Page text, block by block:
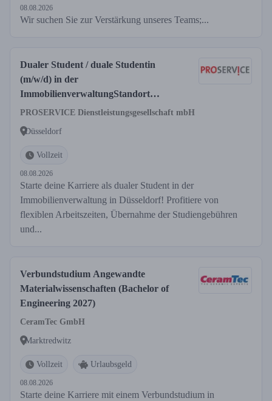
08.08.2026
Wir suchen Sie zur Verstärkung unseres Teams;...
Dualer Student / duale Studentin
(m/w/d) in der
ImmobilienverwaltungStandort
Düsseldorf
PROSERVICE Dienstleistungsgesellschaft mbH
Düsseldorf
Vollzeit
08.08.2026
Starte deine Karriere als dualer Student in der
Immobilienverwaltung in Düsseldorf! Profitiere von
flexiblen Arbeitszeiten, Übernahme der Studiengebühren
und...
Verbundstudium Angewandte
Materialwissenschaften (Bachelor of
Engineering 2027)
CeramTec GmbH
Marktredwitz
Vollzeit Urlaubsgeld
08.08.2026
Starte deine Karriere mit einem Verbundstudium in